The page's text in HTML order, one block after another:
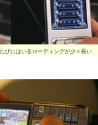
びにはいるローディングが少々長い